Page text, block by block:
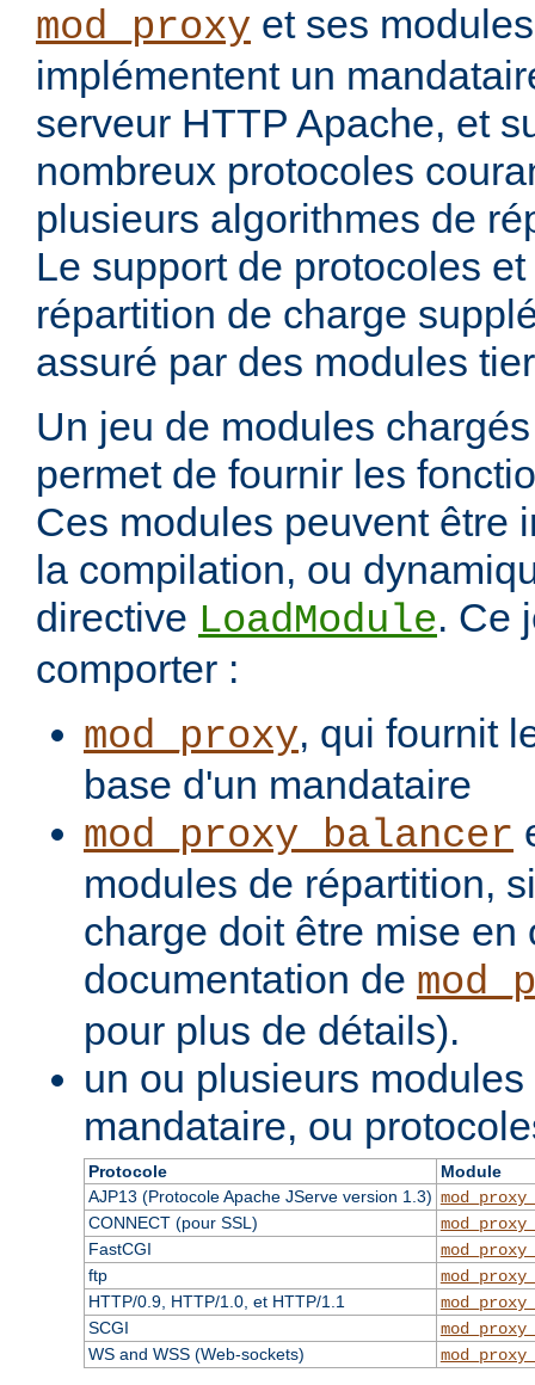
mod_proxy et ses
implémentent un
serveur HTTP Apache, et
nombreux protocoles
plusieurs algorithmes de
Le support de protocoles
répartition de charge
assuré par des modules
Un jeu de modules
permet de fournir les
Ces modules peuvent être
la compilation, ou
directive LoadModule. Ce
comporter :
mod_proxy, qui fournit
base d'un mandataire
mod_proxy_balancer
modules de répartition,
charge doit être mise en
documentation de
pour plus de détails).
un ou plusieurs
mandataire, ou
Protocole
Module
AJP13 (Protocole Apache JServe version 1.3)
CONNECT (pour SSL)
FastCGI
ftp
HTTP/0.9, HTTP/1.0, et HTTP/1.1
SCGI
WS and WSS (Web-sockets)